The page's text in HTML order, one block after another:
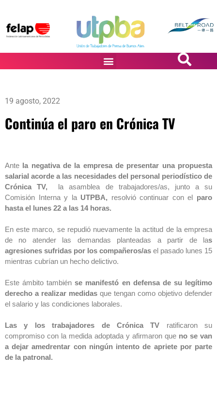
19 agosto, 2022
Continúa el paro en Crónica TV
Ante la negativa de la empresa de presentar una propuesta
salarial acorde a las necesidades del personal periodístico de
Crónica TV, la asamblea de trabajadores/as, junto a su
Comisión Interna y laUTPBA, resolvió continuar con el paro
hasta el lunes 22 a las 14 horas.
En este marco, se repudió nuevamente la actitud de la empresa
de no atender las demandas planteadas a partir de las
agresiones sufridas por los compañeros/as el pasado lunes 15
mientras cubrían un hecho delictivo.
Este ámbito tambiénse manifestó en defensa de su legítimo
derecho a realizar medidas que tengan como objetivo defender
el salario y las condiciones laborales.
Las y los trabajadores de Crónica TV ratificaron su
compromiso con la medida adoptada y afirmaron que no se van
a dejar amedrentar con ningún intento de apriete por parte
de la patronal.